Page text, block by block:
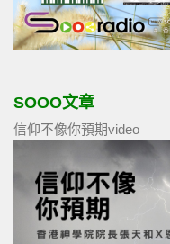
SOOO文章
信仰不像你預期video